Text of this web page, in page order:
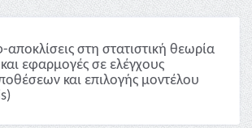
αποκλίσεις στη στατιστική θεωρία
εφαρμογές σε ελέγχους
και επιλογής μοντέλου